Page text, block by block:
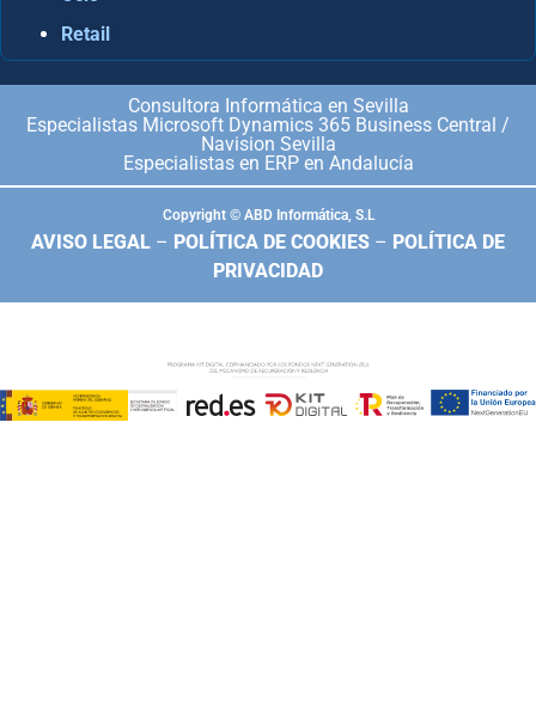
Retail
Consultora Informática en Sevilla
Especialistas Microsoft Dynamics 365 Business Central /
Navision Sevilla
Especialistas en ERP en Andalucía
Copyright © ABD Informática, S.L
AVISO LEGAL – POLÍTICA DE COOKIES – POLÍTICA DE
PRIVACIDAD